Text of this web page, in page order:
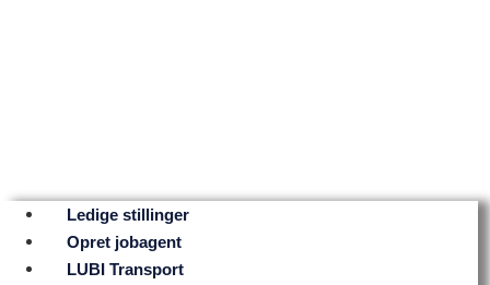
Ledige stillinger
Opret jobagent
LUBI Transport